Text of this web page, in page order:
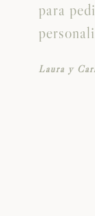
para
Laura y